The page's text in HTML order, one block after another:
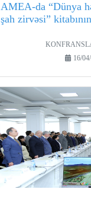
AMEA-da “Dünya
şah zirvəsi”
16/